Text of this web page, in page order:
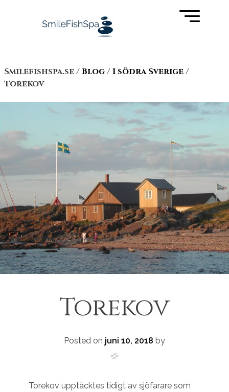
Smilefishspa.se/Blog/I södra Sverige/
Torekov
Torekov
Posted on juni 10, 2018 by
Torekov upptäcktes tidigt av sjöfarare som